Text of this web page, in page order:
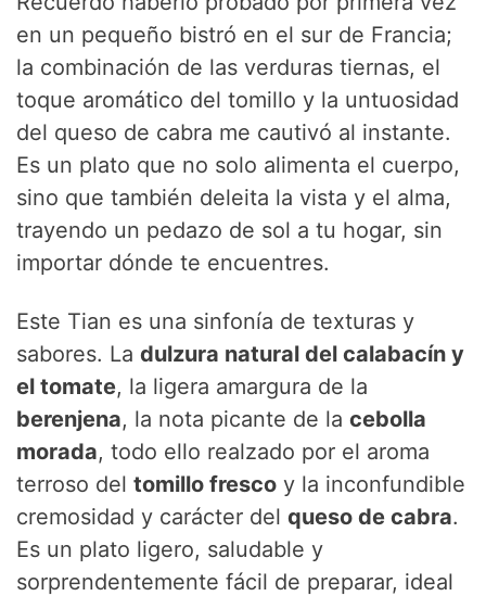
V
i
d
e
o
en un pequeño bistró en el sur de Francia;
la combinación de las verduras tiernas, el
toque aromático del tomillo y la untuosidad
del queso de cabra me cautivó al instante.
Es un plato que no solo alimenta el cuerpo,
sino que también deleita la vista y el alma,
trayendo un pedazo de sol a tu hogar, sin
importar dónde te encuentres.
Este Tian es una sinfonía de texturas y
sabores. Ladulzura natural del calabacín y
el tomate, la ligera amargura de la
berenjena, la nota picante de lacebolla
morada, todo ello realzado por el aroma
terroso deltomillo fresco y la inconfundible
cremosidad y carácter delqueso de cabra.
Es un plato ligero, saludable y
sorprendentemente fácil de preparar, ideal